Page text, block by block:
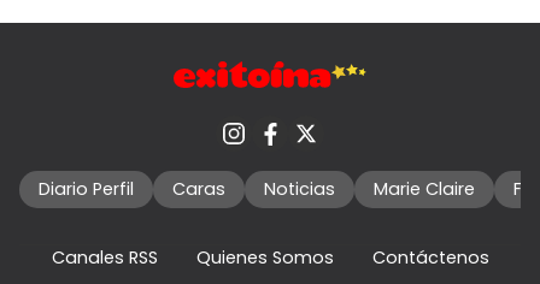
Diario Perfil Caras Noticias Marie Claire
Canales RSS Quienes Somos Contáctenos